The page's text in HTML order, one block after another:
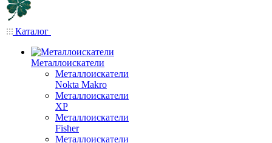
Каталог
Металлоискатели
Металлоискатели
Nokta Makro
Металлоискатели
XP
Металлоискатели
Fisher
Металлоискатели